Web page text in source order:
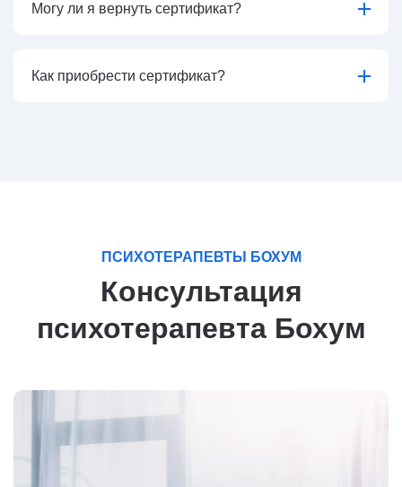
Могу ли я вернуть сертификат?
Как приобрести сертификат?
ПСИХОТЕРАПЕВТЫ БОХУМ
Консультация
психотерапевта Бохум